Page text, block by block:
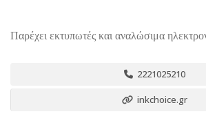
Παρέχει εκτυπωτές και αναλώσιμα
2221025210
inkchoice.gr